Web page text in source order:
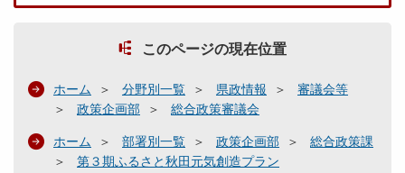
このページの現在位置
ホーム 分野別一覧 県政情報
審議会等
政策企画部
総合政策審議会
ホーム 部署別一覧 政策企画部
総合政策課
第３期ふるさと秋田元気創造プラン